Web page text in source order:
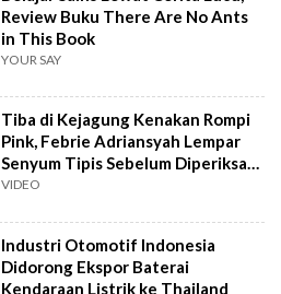
Review Buku There Are No Ants
in This Book
YOUR SAY
Tiba di Kejagung Kenakan Rompi
Pink, Febrie Adriansyah Lempar
Senyum Tipis Sebelum Diperiksa
Tim 9
VIDEO
Industri Otomotif Indonesia
Didorong Ekspor Baterai
Kendaraan Listrik ke Thailand